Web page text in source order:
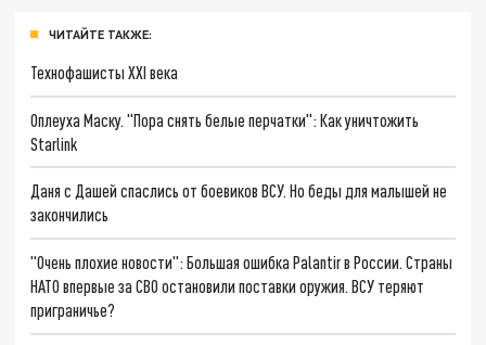
ЧИТАЙТЕ ТАКЖЕ:
Технофашисты XXI века
Оплеуха Маску. "Пора снять белые перчатки": Как уничтожить
Starlink
Даня с Дашей спаслись от боевиков ВСУ. Но беды для малышей не
закончились
"Очень плохие новости": Большая ошибка Palantir в России. Страны
НАТО впервые за СВО остановили поставки оружия. ВСУ теряют
приграничье?